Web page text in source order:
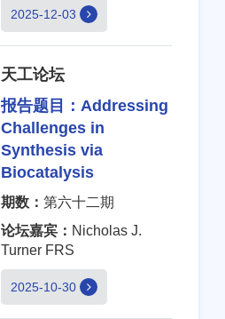
2025-12-03
天工论坛
报告题目： Addressing
Challenges in
Synthesis via
Biocatalysis
期数： 第六十二期
论坛嘉宾： Nicholas J.
Turner FRS
2025-10-30